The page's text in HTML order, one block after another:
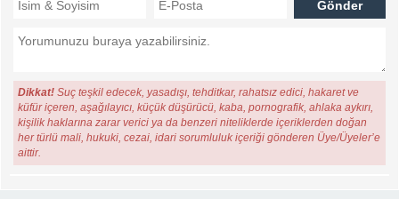
Dikkat! Suç teşkil edecek, yasadışı, tehditkar, rahatsız edici, hakaret ve
küfür içeren, aşağılayıcı, küçük düşürücü, kaba, pornografik, ahlaka aykırı,
kişilik haklarına zarar verici ya da benzeri niteliklerde içeriklerden doğan
her türlü mali, hukuki, cezai, idari sorumluluk içeriği gönderen Üye/Üyeler’e
aittir.